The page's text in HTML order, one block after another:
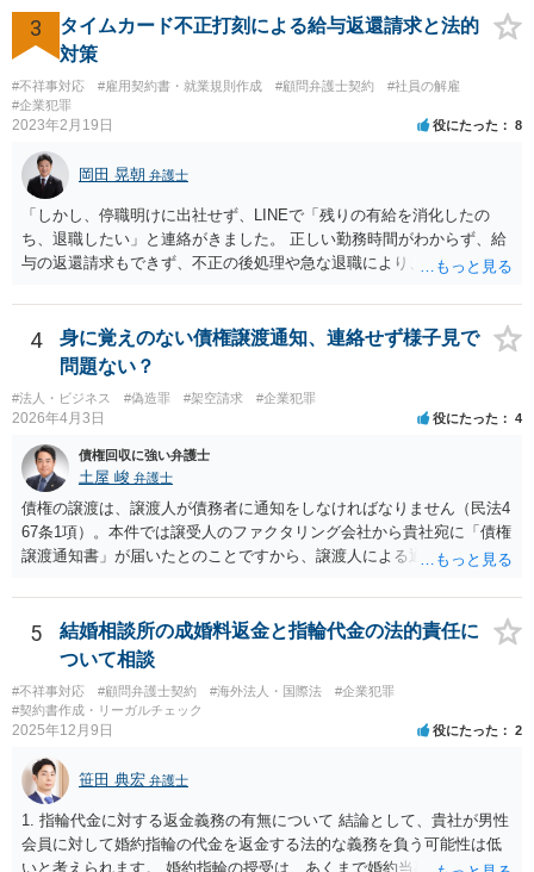
3
タイムカード不正打刻による給与返還請求と法的
対策
#不祥事対応 #雇用契約書・就業規則作成 #顧問弁護士契約
#社員の解雇
#企業犯罪
2023年2月19日 役にたった 8
岡田 晃朝 弁護士
「しかし、停職明けに出社せず、LINEで「残りの有給を消化したの
ち、退職したい」と連絡がきました。 正しい勤務時間がわからず、給
与の返還請求もできず、不正の後処理や急な退職により、社や他のス
状況です。」 大変悪質ですね。打刻場所のデータと、これまでのタイ
ムカードの虚偽を確認し、突き付けて責任を問題にすることになるで
しょう。 詐欺もありうるでしょうね。 「正しい時間がわからないとい
うタイムカード不正打刻による返還請求はどのようにおこなえばよい
でしょうか？」 想定できる虚偽を前提に、相手と協議して詰めればよ
いかと思います。 確実な記録があれば、それによるのがよいですが、
すべては不可能でしょうので。 相手の言動には早急には返事をせずに
弁護士と相談しながら、対応策を検討する方がよいでしょう。 また、
返還が難しい場合、損害賠償を請求する事はできますでしょうか？ 法
的には可能ですが、立証の問題があります。 協議でも問題にできそう
ですが、調停なども検討できるでしょう。 また、返還請求も損害賠償
請求もせず、「詐欺」として、警察に被害届を出す事は可能でしょう
か？ 内容的には検討できますが、立証は、民事よりさらにワンランク
上がります。 警察に相談されてもよい事案だとは思います。
4
身に覚えのない債権譲渡通知、連絡せず様子見で
問題ない？
#法人・ビジネス #偽造罪 #架空請求 #企業犯罪
2026年4月3日 役にたった 4
債権回収に強い弁護士
土屋 峻 弁護士
債権の譲渡は、譲渡人が債務者に通知をしなければなりません（民法4
67条1項）。本件では譲受人のファクタリング会社から貴社宛に「債権
譲渡通知書」が届いたとのことですから、譲渡人による通知ではない
は、当該ファクタリング会社が詐称譲受人の可能性があるとすら指摘
できるでしょう。 次に、たとえファクタリング会社からの「債権譲渡
通知書」であっても、それが譲渡人の個人事業主の委託を受けてなさ
れていた場合等であり、債務者対抗要件の問題をクリアされていたと
しても、当該ファクタリング会社が譲受債権請求訴訟を提起する場
合、譲受債権の発生原因事実を立証しなければなりません。 「譲渡人
現在・将来ともに存在しないと断言でき」ないということであれば、
この立証の見込みが立たないでしょうから、訴訟になったとしても、
かかる点で争うべきでしょう（といっても否認すれば足りると思いま
す。）。 以上述べましたが、令和7年12月から令和11年までに発生す
る一切の債権となれば、約4年という一定の期間の将来債権譲渡とな
5
結婚相談所の成婚料返金と指輪代金の法的責任に
ついて相談
#不祥事対応 #顧問弁護士契約 #海外法人・国際法
#企業犯罪
#契約書作成・リーガルチェック
2025年12月9日 役にたった 2
笹田 典宏 弁護士
1. 指輪代金に対する返金義務の有無について 結論として、貴社が男性
会員に対して婚約指輪の代金を返金する法的な義務を負う可能性は低
いと考えられます。 婚約指輪の授受は、あくまで婚約当事者である男